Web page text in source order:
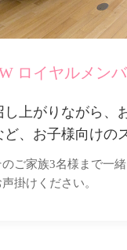
ロイヤルメン
上がりながら、
、お子様向けの
ご家族3名様まで一緒
掛けください。